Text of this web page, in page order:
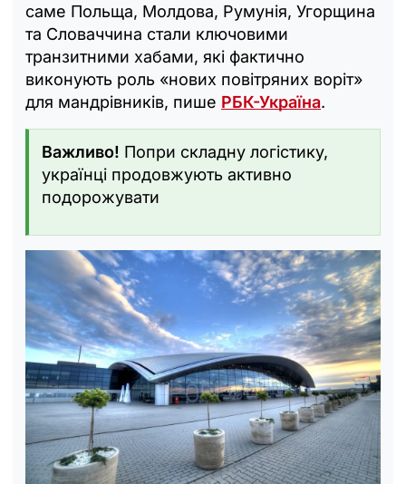
саме Польща, Молдова, Румунія, Угорщина
та Словаччина стали ключовими
транзитними хабами, які фактично
виконують роль «нових повітряних воріт»
для мандрівників, пише РБК-Україна.
Важливо! Попри складну логістику,
українці продовжують активно
подорожувати